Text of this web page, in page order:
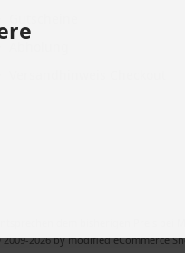
2026 by modified eCommerce